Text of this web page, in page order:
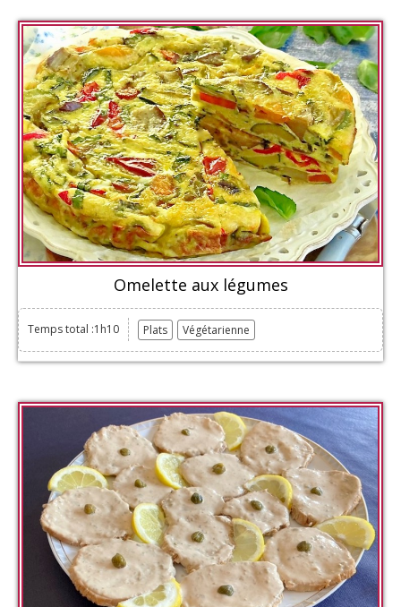
Omelette aux légumes
Temps total :1h10 Plats Végétarienne